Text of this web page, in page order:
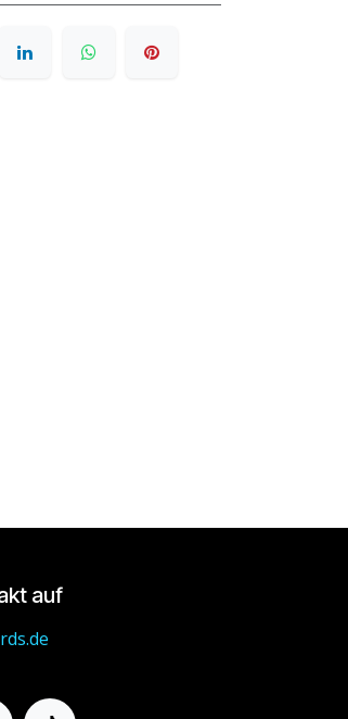
auf